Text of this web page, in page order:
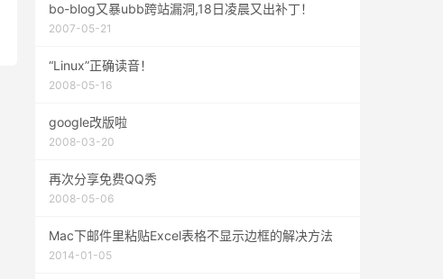
bo-blog又暴ubb跨站漏洞,18日凌晨又出补丁！
2007-05-21
“Linux”正确读音！
2008-05-16
google改版啦
2008-03-20
再次分享免费QQ秀
2008-05-06
Mac下邮件里粘贴Excel表格不显示边框的解决方法
2014-01-05